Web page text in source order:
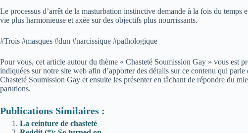
Le processus d’arrêt de la masturbation instinctive demande à la fois du
vie plus harmonieuse et axée sur des objectifs plus nourrissants.
#Trois #masques #dun #narcissique #pathologique
Pour vous, cet article autour du thème « Chasteté Soumission Gay » vous est
indiquées sur notre site web afin d’apporter des détails sur ce contenu qui
Chasteté Soumission Gay et ensuite les présenter en tâchant de répondre du
parutions.
Publications Similaires :
La ceinture de chasteté